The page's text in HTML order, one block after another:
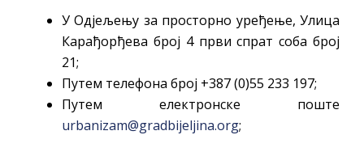
У Одјељењу за просторно уређење, Улица
Карађорђева број 4 први спрат соба број
21;
Путем телефона број +387 (0)55 233 197;
Путем електронске поште
urbanizam@gradbijeljina.org;